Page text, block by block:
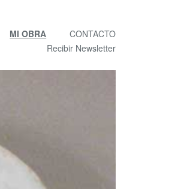
MI OBRA
CONTACTO
Recibir Newsletter